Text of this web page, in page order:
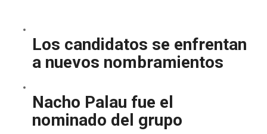
Los candidatos se enfrentan
a nuevos nombramientos
Nacho Palau fue el
nominado del grupo